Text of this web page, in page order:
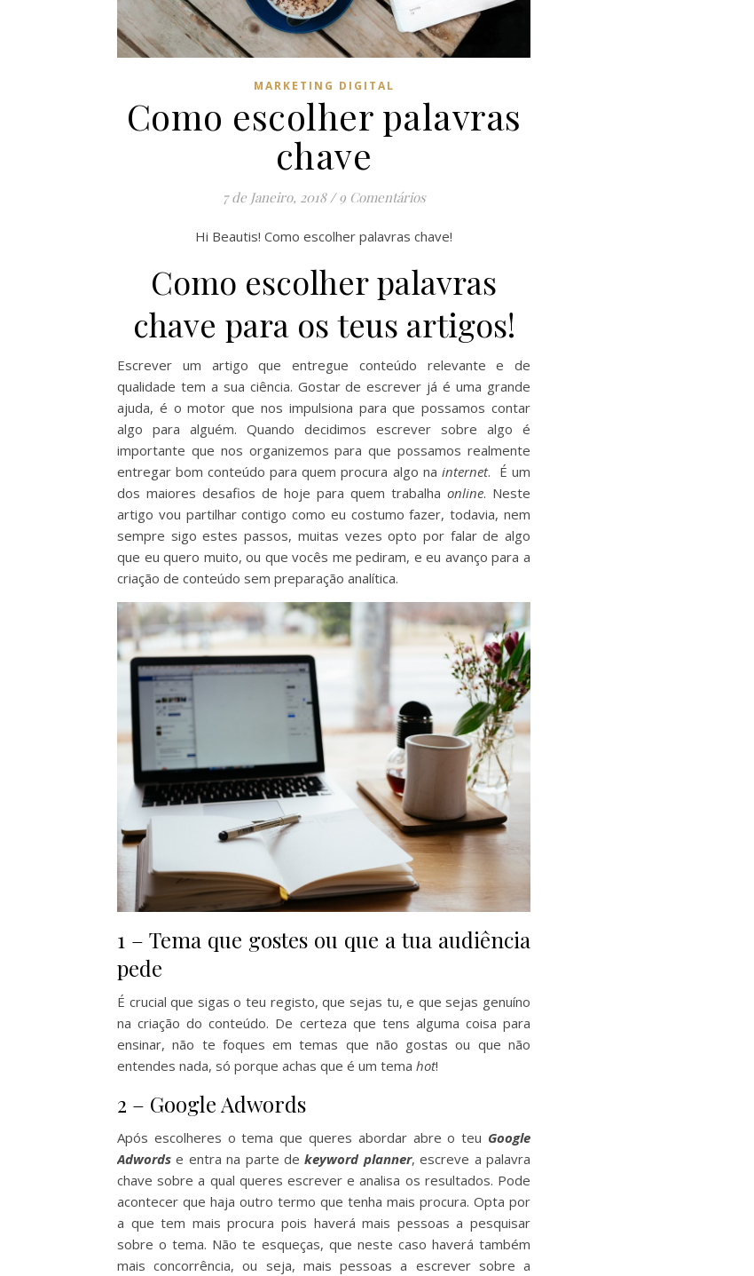
MARKETING DIGITAL
Como escolher palavras
chave
7 de Janeiro, 2018 / 9 Comentários
Hi Beautis! Como escolher palavras chave!
Como escolher palavras
chave para os teus artigos!
Escrever um artigo que entregue conteúdo relevante e de
qualidade tem a sua ciência. Gostar de escrever já é uma grande
ajuda, é o motor que nos impulsiona para que possamos contar
algo para alguém. Quando decidimos escrever sobre algo é
importante que nos organizemos para que possamos realmente
entregar bom conteúdo para quem procura algo na internet. É um
dos maiores desafios de hoje para quem trabalha online. Neste
artigo vou partilhar contigo como eu costumo fazer, todavia, nem
sempre sigo estes passos, muitas vezes opto por falar de algo
que eu quero muito, ou que vocês me pediram, e eu avanço para a
criação de conteúdo sem preparação analítica.
1 – Tema que gostes ou que a tua audiência
pede
É crucial que sigas o teu registo, que sejas tu, e que sejas genuíno
na criação do conteúdo. De certeza que tens alguma coisa para
ensinar, não te foques em temas que não gostas ou que não
entendes nada, só porque achas que é um tema hot!
2 – Google Adwords
Após escolheres o tema que queres abordar abre o teu Google
Adwords e entra na parte dekeyword planner, escreve a palavra
chave sobre a qual queres escrever e analisa os resultados. Pode
acontecer que haja outro termo que tenha mais procura. Opta por
a que tem mais procura pois haverá mais pessoas a pesquisar
sobre o tema. Não te esqueças, que neste caso haverá também
mais concorrência, ou seja, mais pessoas a escrever sobre a